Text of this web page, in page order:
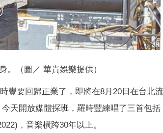
。（圖／ 華貴娛樂提供）
豐要回歸正業了，即將在8月20日在台北
天開放媒體探班，羅時豐練唱了三首包括
，音樂橫跨30年以上。